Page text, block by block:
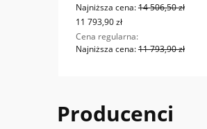
Najniższa cena:14 506,50 zł
11 793,90 zł
Cena regularna:
Najniższa cena:11 793,90 zł
Producenci